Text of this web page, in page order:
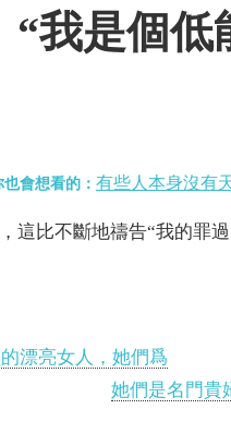
“我是個低
也會想看的：有些人本身沒有
這比不斷地禱告“我的罪
漂亮女人，她們爲
她們是名門貴